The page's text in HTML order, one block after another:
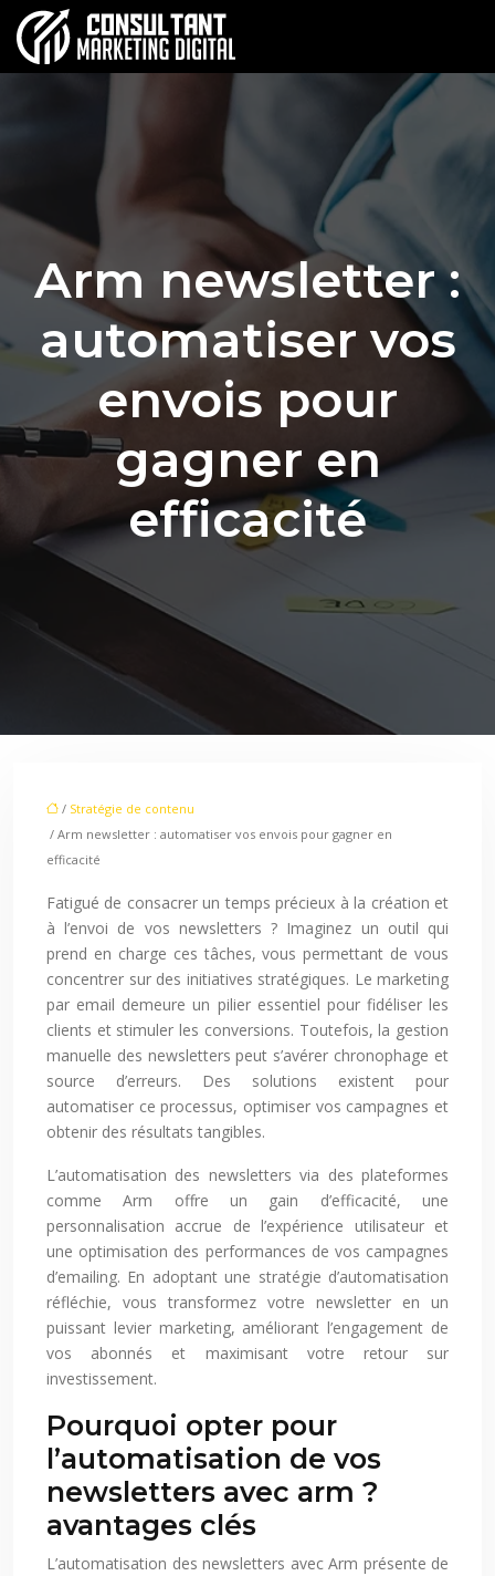
Arm newsletter :
automatiser vos
envois pour
gagner en
efficacité
/ Stratégie de contenu
/ Arm newsletter : automatiser vos envois pour gagner en
efficacité
Fatigué de consacrer un temps précieux à la création et
à l’envoi de vos newsletters ? Imaginez un outil qui
prend en charge ces tâches, vous permettant de vous
concentrer sur des initiatives stratégiques. Le marketing
par email demeure un pilier essentiel pour fidéliser les
clients et stimuler les conversions. Toutefois, la gestion
manuelle des newsletters peut s’avérer chronophage et
source d’erreurs. Des solutions existent pour
automatiser ce processus, optimiser vos campagnes et
obtenir des résultats tangibles.
L’automatisation des newsletters via des plateformes
comme Arm offre un gain d’efficacité, une
personnalisation accrue de l’expérience utilisateur et
une optimisation des performances de vos campagnes
d’emailing. En adoptant une stratégie d’automatisation
réfléchie, vous transformez votre newsletter en un
puissant levier marketing, améliorant l’engagement de
vos abonnés et maximisant votre retour sur
investissement.
Pourquoi opter pour
l’automatisation de vos
newsletters avec arm ?
avantages clés
L’automatisation des newsletters avec Arm présente de